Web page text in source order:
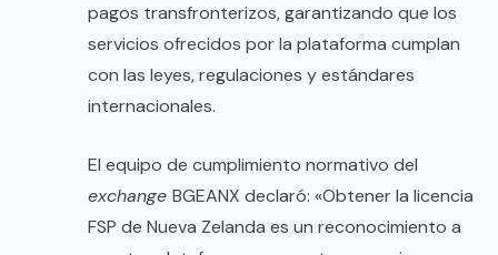
pagos transfronterizos, garantizando que los
servicios ofrecidos por la plataforma cumplan
con las leyes, regulaciones y estándares
internacionales.
El equipo de cumplimiento normativo del
exchange BGEANX declaró: «Obtener la licencia
FSP de Nueva Zelanda es un reconocimiento a